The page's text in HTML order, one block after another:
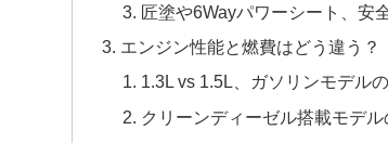
匠塗や6Wayパワーシート、安
エンジン性能と燃費はどう違う？
1.3L vs 1.5L、ガソリンモデル
クリーンディーゼル搭載モデ